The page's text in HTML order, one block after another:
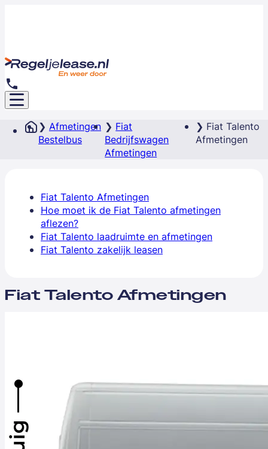
Afmetingen
Bestelbus
Fiat
Bedrijfswagen
Afmetingen
Fiat Talento
Afmetingen
Fiat Talento Afmetingen
Hoe moet ik de Fiat Talento afmetingen
aflezen?
Fiat Talento laadruimte en afmetingen
Fiat Talento zakelijk leasen
Fiat Talento Afmetingen